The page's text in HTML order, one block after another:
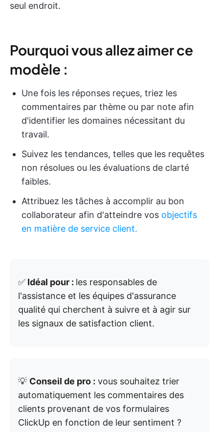
seul endroit.
Pourquoi vous allez aimer ce
modèle :
Une fois les réponses reçues, triez les
commentaires par thème ou par note afin
d'identifier les domaines nécessitant du
travail.
Suivez les tendances, telles que les requêtes
non résolues ou les évaluations de clarté
faibles.
Attribuez les tâches à accomplir au bon
collaborateur afin d'atteindre vos objectifs
en matière de service client.
✅ Idéal pour : les responsables de
l'assistance et les équipes d'assurance
qualité qui cherchent à suivre et à agir sur
les signaux de satisfaction client.
💡 Conseil de pro : vous souhaitez trier
automatiquement les commentaires des
clients provenant de vos formulaires
ClickUp en fonction de leur sentiment ?